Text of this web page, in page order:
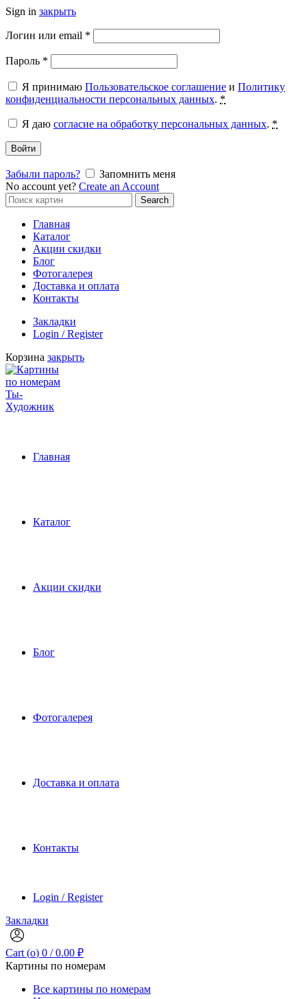
Sign in закрыть
Логин или email *
Пароль *
Я принимаю Пользовательское соглашение и Политику
конфиденциальности персональных данных. *
Я даю согласие на обработку персональных данных. *
Войти
Забыли пароль?
Запомнить меня
No account yet? Create an Account
Search
for:
Search
Главная
Каталог
Акции скидки
Блог
Фотогалерея
Доставка и оплата
Контакты
Закладки
Login / Register
Корзина закрыть
Главная
Каталог
Акции скидки
Блог
Фотогалерея
Доставка и оплата
Контакты
Login / Register
Закладки
Cart (o) 0 / 0.00 ₽
Картины по номерам
Все картины по номерам